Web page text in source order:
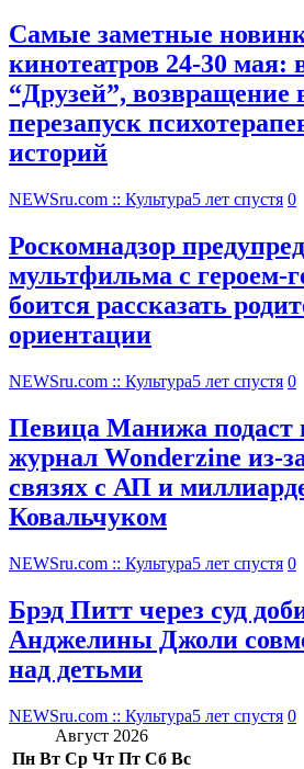
Самые заметные
кинотеатров 24-30 мая:
“Друзей”, возвращение
перезапуск
историй
NEWSru.com :: Культура5 лет спустя 0
Роскомнадзор
мультфильма c героем-
боится рассказать
ориентации
NEWSru.com :: Культура5 лет спустя 0
Певица Манижа подаст
журнал Wonderzine из-
связях с АП и
Ковальчуком
NEWSru.com :: Культура5 лет спустя 0
Брэд Питт через суд
Анджелины Джоли
над детьми
NEWSru.com :: Культура5 лет спустя 0
Август 2026
Пн Вт Ср Чт Пт Сб Вс